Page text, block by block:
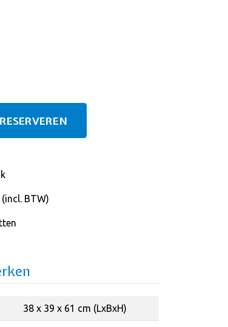
RESERVEREN
BTW)
38 x 39 x 61 cm (LxBxH)